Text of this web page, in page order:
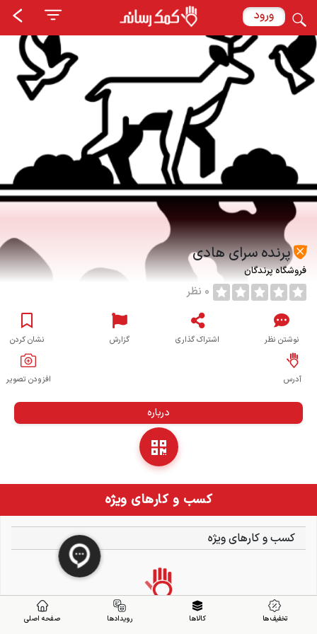
ورود
پرنده سرای هادی
فروشگاه پرندگان
0 نظر
نوشتن نظر اشتراک گذاری گزارش نشان کردن
آدرس افزودن تصویر
درباره
کسب و کارهای ویژه
کسب و کارهای ویژه
تخفیف ها کالاها رویدادها صفحه اصلی